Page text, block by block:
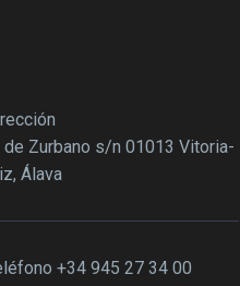
de Zurbano s/n 01013 Vitoria-
Álava
+34 945 27 34 00